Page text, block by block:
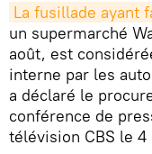
La fusillade ayant
un supermarché
août, est
interne par les
a déclaré le
conférence de
télévision CBS le 4